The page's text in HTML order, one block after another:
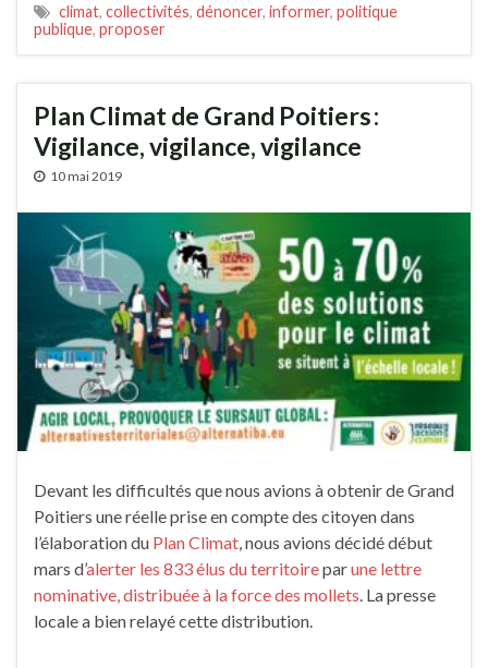
climat, collectivités, dénoncer, informer, politique
publique, proposer
Plan Climat de Grand Poitiers :
Vigilance, vigilance, vigilance
10 mai 2019
Devant les difficultés que nous avions à obtenir de Grand
Poitiers une réelle prise en compte des citoyen dans
l’élaboration du Plan Climat, nous avions décidé début
mars d’alerter les 833 élus du territoireparune lettre
nominative, distribuée à la force des mollets. La presse
locale a bien relayé cette distribution.